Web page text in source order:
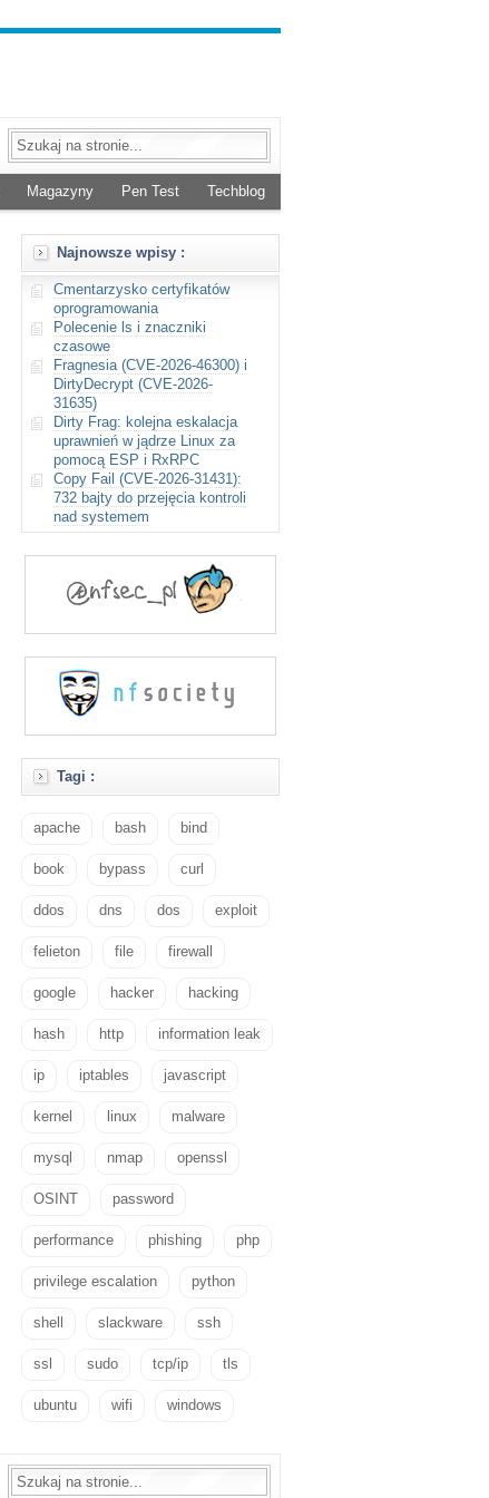
Magazyny Pen Test Techblog
Najnowsze wpisy :
Cmentarzysko certyfikatów
oprogramowania
Polecenie ls i znaczniki
czasowe
Fragnesia (CVE-2026-46300) i
DirtyDecrypt (CVE-2026-
31635)
Dirty Frag: kolejna eskalacja
uprawnień w jądrze Linux za
pomocą ESP i RxRPC
Copy Fail (CVE-2026-31431):
732 bajty do przejęcia kontroli
nad systemem
Tagi :
apache bash bind
book bypass curl
ddos dns dos exploit
felieton file firewall
google hacker hacking
hash http information leak
ip iptables javascript
kernel linux malware
mysql nmap openssl
OSINT password
performance phishing php
privilege escalation python
shell slackware ssh
ssl sudo tcp/ip tls
ubuntu wifi windows